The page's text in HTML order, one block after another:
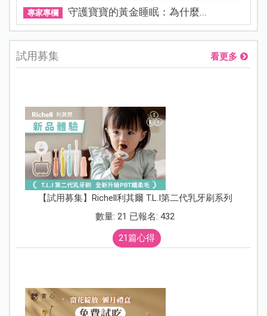
專家專欄 守護寶寶的黃金睡眠：為什麼...
試用募集 看更多
【試用募集】Richell利其爾 T.L.I第二代乳牙刷系列
數量: 21 已報名: 432
21篇心得